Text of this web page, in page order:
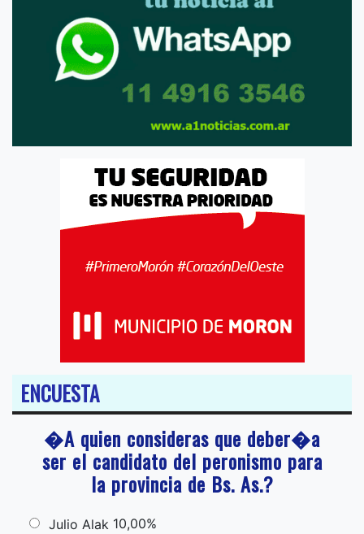
ENCUESTA
�A quien consideras que deber�a
ser el candidato del peronismo para
la provincia de Bs. As.?
Julio Alak 10,00%